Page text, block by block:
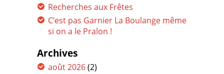
Recherches aux Frêtes
C’est pas Garnier La Boulange même
si on a le Pralon !
Archives
août 2026(2)